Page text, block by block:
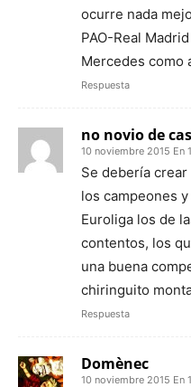
ocurre nada
PAO-Real
Mercedes como
Respuesta
no novio de
10 noviembre 2015 En
Se debería crear
los campeones
Euroliga los de
contentos, los
una buena
chiringuito
Respuesta
Domènec
10 noviembre 2015 En